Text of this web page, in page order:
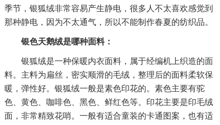
季节，银狐绒非常容易产生静电，很多人不太喜欢感觉到
那种静电，因为不太通气，所以不能制作春夏的纺织品。
银色天鹅绒是哪种面料：
银狐绒是一种保暖内衣面料，属于经编机上织造的面
料。主料为扁丝，密实顺滑的毛绒，整理后的面料柔软保
暖，弹性好。银狐绒一般是素色印花的。素色主要有驼
色、黄色、咖啡色、黑色、鲜红色等。印花主要是印毛绒
面，非常精致花哨。一般有适合童装的卡通图案，也有适